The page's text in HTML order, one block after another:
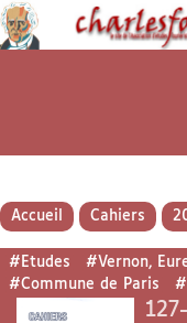
Accueil Cahiers
#Etudes #Vernon,
#Commune de Paris